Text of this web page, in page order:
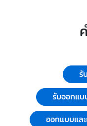
รั
รับออกแบ
ออกแบบแล